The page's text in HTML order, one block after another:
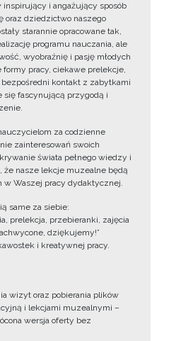
inspirujący i angażujący sposób
oraz dziedzictwo naszego
starannie opracowane tak,
programu nauczania, ale
wyobraźnię i pasję młodych
pracy, ciekawe prelekcje,
bezpośredni kontakt z zabytkami
się fascynującą przygodą i
za codzienne
zainteresowań swoich
świata pełnego wiedzy i
że nasze lekcje muzealne będą
w Waszej pracy dydaktycznej.
same za siebie:
prelekcja, przebieranki, zajęcia
dziękujemy!”
i kreatywnej pracy.
wizyt oraz pobierania plików
i lekcjami muzealnymi –
wersja oferty bez